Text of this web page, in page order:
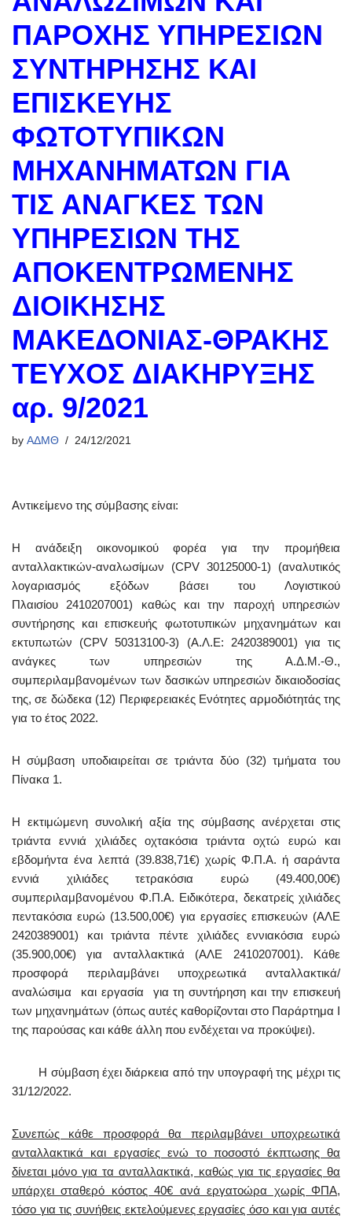
ΠΑΡΟΧΗΣ ΥΠΗΡΕΣΙΩΝ
ΣΥΝΤΗΡΗΣΗΣ ΚΑΙ
ΕΠΙΣΚΕΥΗΣ
ΦΩΤΟΤΥΠΙΚΩΝ
ΜΗΧΑΝΗΜΑΤΩΝ ΓΙΑ
ΤΙΣ ΑΝΑΓΚΕΣ ΤΩΝ
ΥΠΗΡΕΣΙΩΝ ΤΗΣ
ΑΠΟΚΕΝΤΡΩΜΕΝΗΣ
ΔΙΟΙΚΗΣΗΣ
ΜΑΚΕΔΟΝΙΑΣ-ΘΡΑΚΗΣ
ΤΕΥΧΟΣ ΔΙΑΚΗΡΥΞΗΣ
αρ. 9/2021
by ΑΔΜΘ 24/12/2021
Αντικείμενο της σύμβασης είναι:
Η ανάδειξη οικονομικού φορέα για την προμήθεια
ανταλλακτικών-αναλωσίμων (CPV 30125000-1) (αναλυτικός
λογαριασμός εξόδων βάσει του Λογιστικού
Πλαισίου 2410207001) καθώς και την παροχή υπηρεσιών
συντήρησης και επισκευής φωτοτυπικών μηχανημάτων και
εκτυπωτών (CPV 50313100-3) (Α.Λ.Ε: 2420389001) για τις
ανάγκες των υπηρεσιών της Α.Δ.Μ.-Θ.,
συμπεριλαμβανομένων των δασικών υπηρεσιών δικαιοδοσίας
της, σε δώδεκα (12) Περιφερειακές Ενότητες αρμοδιότητάς της
για το έτος 2022.
Η σύμβαση υποδιαιρείται σε τριάντα δύο (32) τμήματα του
Πίνακα 1.
Η εκτιμώμενη συνολική αξία της σύμβασης ανέρχεται στις
τριάντα εννιά χιλιάδες οχτακόσια τριάντα οχτώ ευρώ και
εβδομήντα ένα λεπτά (39.838,71€) χωρίς Φ.Π.Α. ή σαράντα
εννιά χιλιάδες τετρακόσια ευρώ (49.400,00€)
συμπεριλαμβανομένου Φ.Π.Α. Ειδικότερα, δεκατρείς χιλιάδες
πεντακόσια ευρώ (13.500,00€) για εργασίες επισκευών (ΑΛΕ
2420389001) και τριάντα πέντε χιλιάδες εννιακόσια ευρώ
(35.900,00€) για ανταλλακτικά (ΑΛΕ 2410207001). Κάθε
προσφορά περιλαμβάνει υποχρεωτικά ανταλλακτικά/
αναλώσιμα και εργασία για τη συντήρηση και την επισκευή
των μηχανημάτων (όπως αυτές καθορίζονται στο Παράρτημα Ι
της παρούσας και κάθε άλλη που ενδέχεται να προκύψει).
Η σύμβαση έχει διάρκεια από την υπογραφή της μέχρι τις
31/12/2022.
Συνεπώς κάθε προσφορά θα περιλαμβάνει υποχρεωτικά
ανταλλακτικά και εργασίες ενώ το ποσοστό έκπτωσης θα
δίνεται μόνο για τα ανταλλακτικά, καθώς για τις εργασίες θα
υπάρχει σταθερό κόστος 40€ ανά εργατοώρα χωρίς ΦΠΑ,
τόσο για τις συνήθεις εκτελούμενες εργασίες όσο και για αυτές